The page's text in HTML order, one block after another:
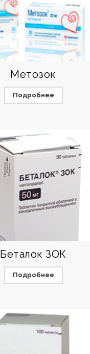
Метозок
Подробнее
Беталок ЗОК
Подробнее